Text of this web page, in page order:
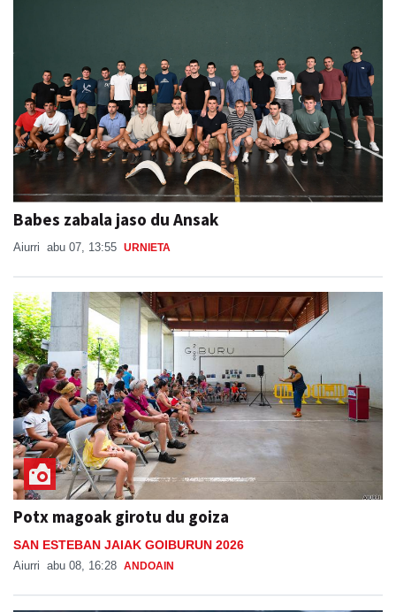
Babes zabala jaso du Ansak
Aiurri abu 07, 13:55 URNIETA
Potx magoak girotu du goiza
SAN ESTEBAN JAIAK GOIBURUN 2026
Aiurri abu 08, 16:28 ANDOAIN